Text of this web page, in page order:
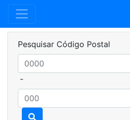
Pesquisar Código Postal
-